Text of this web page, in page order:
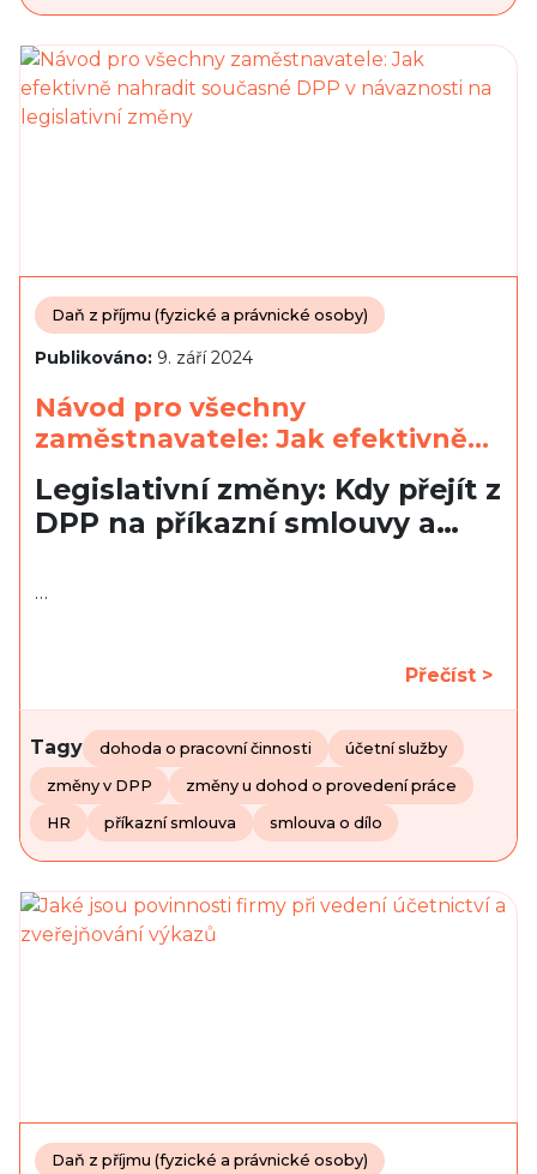
Daň z příjmu (fyzické a právnické osoby)
Publikováno: 9. září 2024
Návod pro všechny
zaměstnavatele: Jak efektivně…
Legislativní změny: Kdy přejít z
DPP na příkazní smlouvy a…
…
Přečíst >
Tagy dohoda o pracovní činnosti účetní služby
změny v DPP změny u dohod o provedení práce
HR příkazní smlouva smlouva o dílo
Daň z příjmu (fyzické a právnické osoby)